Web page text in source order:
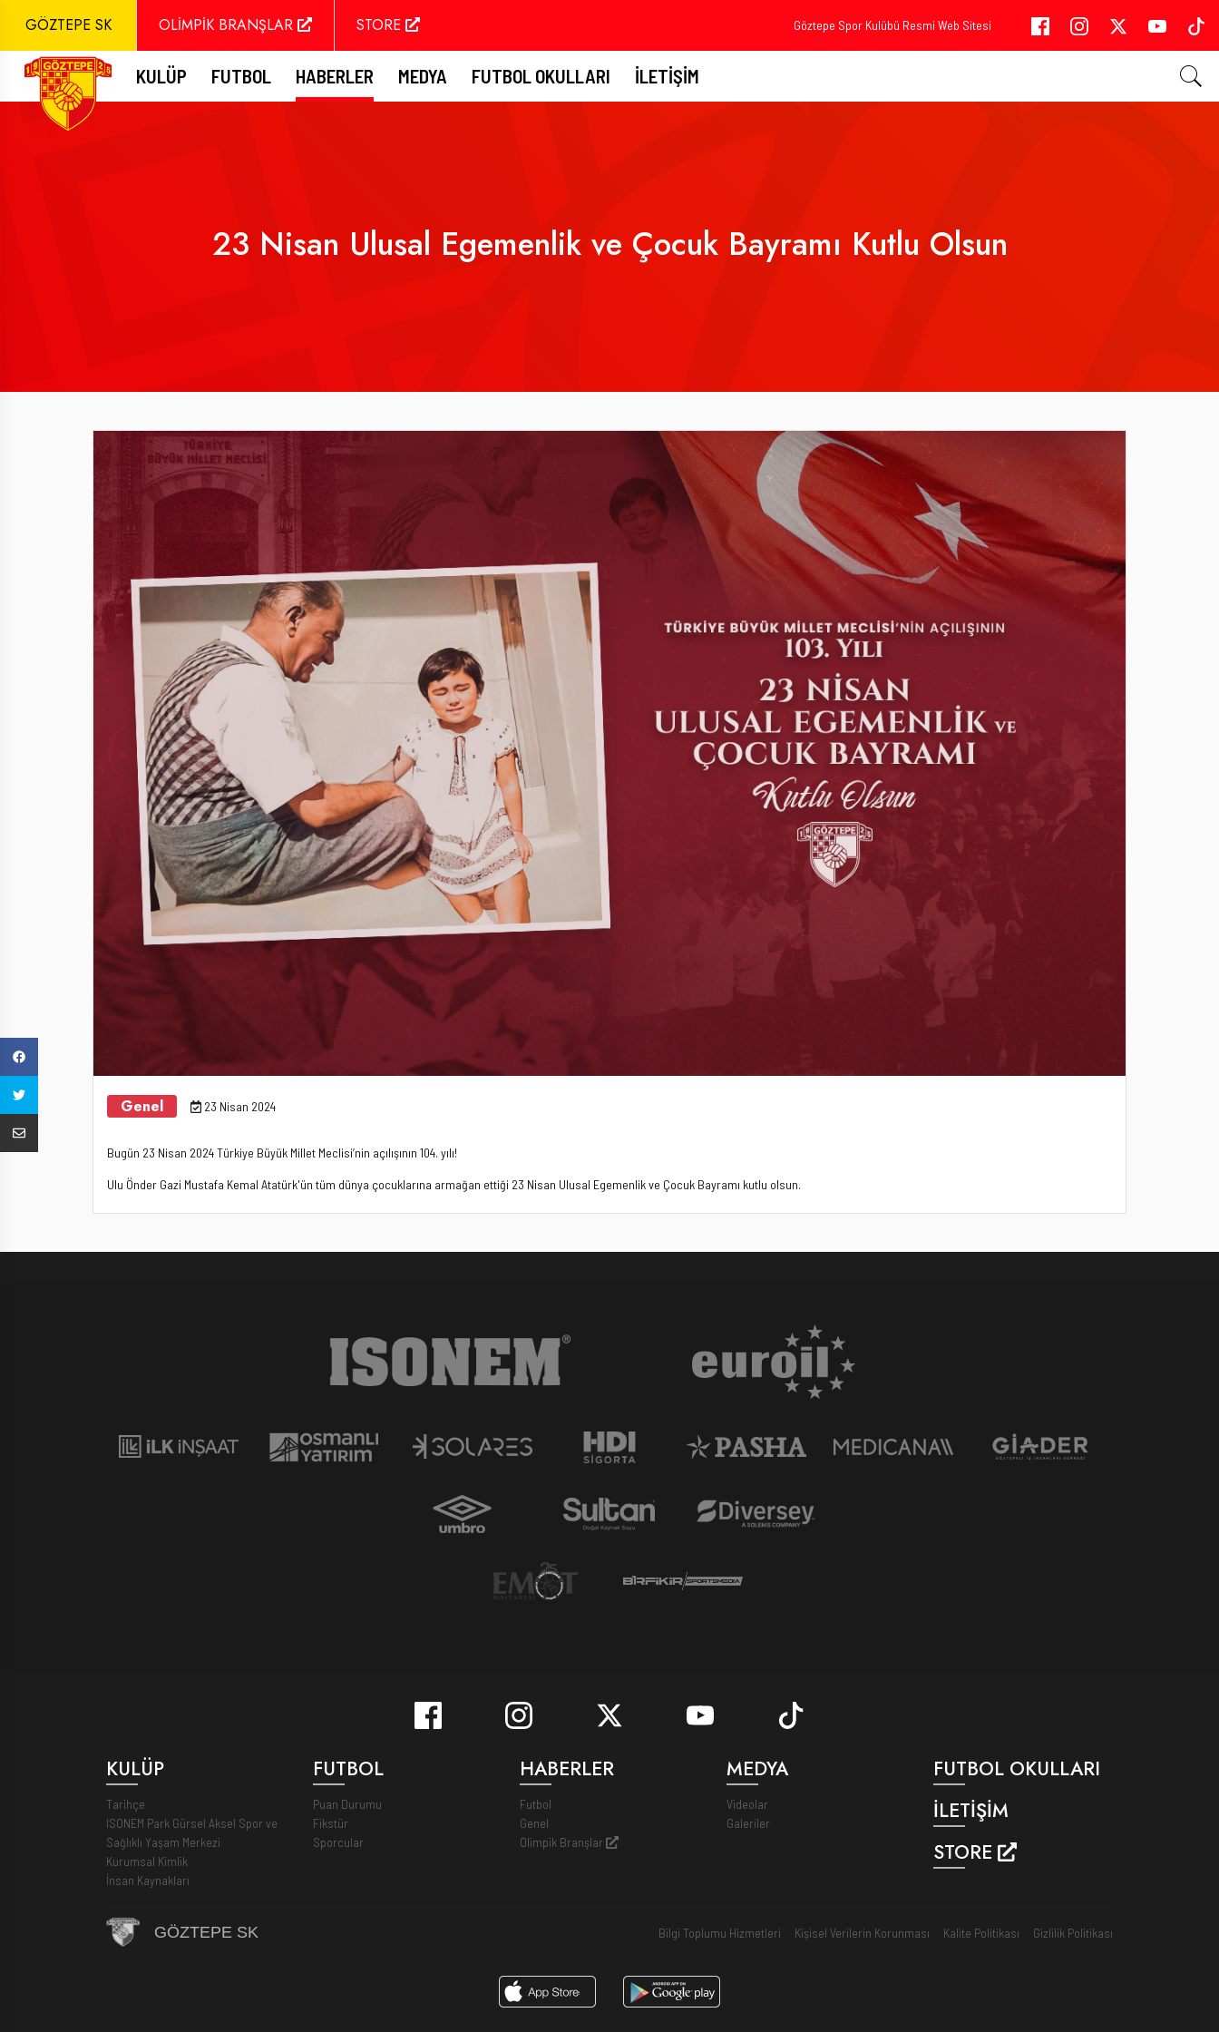
GÖZTEPE SK OLİMPİK BRANŞLAR STORE Göztepe Spor Kulübü Resmi Web Sitesi
KULÜP FUTBOL HABERLER MEDYA FUTBOL OKULLARI İLETIŞIM
23 Nisan Ulusal Egemenlik ve Çocuk Bayramı Kutlu Olsun
Genel 23 Nisan 2024
Bugün 23 Nisan 2024 Türkiye Büyük Millet Meclisi’nin açılışının 104. yılı!
Ulu Önder Gazi Mustafa Kemal Atatürk'ün tüm dünya çocuklarına armağan ettiği 23 Nisan Ulusal Egemenlik ve Çocuk Bayramı kutlu olsun.
KULÜP
Tarihçe
ISONEM Park Gürsel Aksel Spor ve
Sağlıklı Yaşam Merkezi
Kurumsal Kimlik
İnsan Kaynakları
FUTBOL
Puan Durumu
Fikstür
Sporcular
HABERLER
Futbol
Genel
Olimpik Branşlar
MEDYA
Videolar
Galeriler
FUTBOL OKULLARI
İLETİŞİM
STORE
GÖZTEPE SK Bilgi Toplumu Hizmetleri Kişisel Verilerin Korunması Kalite Politikası Gizlilik Politikası